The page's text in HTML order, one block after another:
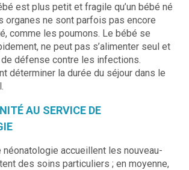
est plus petit et fragile qu’un bébé né
organes ne sont parfois pas encore
comme les poumons. Le bébé se
ne peut pas s’alimenter seul et
défense contre les infections.
déterminer la durée du séjour dans le
AU SERVICE DE
accueillent les nouveau-
des soins particuliers ; en moyenne,